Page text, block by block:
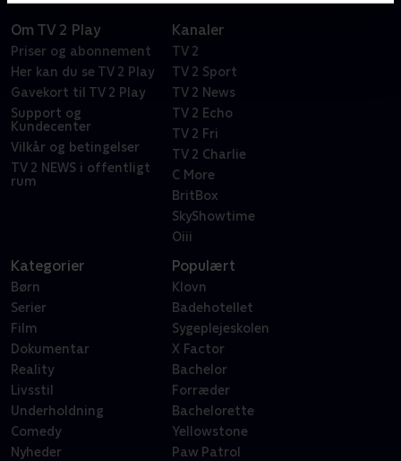
Om TV 2 Play
Priser og abonnement
Her kan du se TV 2 Play
Gavekort til TV 2 Play
Support og
Kundecenter
Vilkår og betingelser
TV 2 NEWS i offentligt
rum
Kanaler
TV 2
TV 2 Sport
TV 2 News
TV 2 Echo
TV 2 Fri
TV 2 Charlie
C More
BritBox
SkyShowtime
Oiii
Kategorier
Børn
Serier
Film
Dokumentar
Reality
Livsstil
Underholdning
Comedy
Nyheder
Populært
Klovn
Badehotellet
Sygeplejeskolen
X Factor
Bachelor
Forræder
Bachelorette
Yellowstone
Paw Patrol